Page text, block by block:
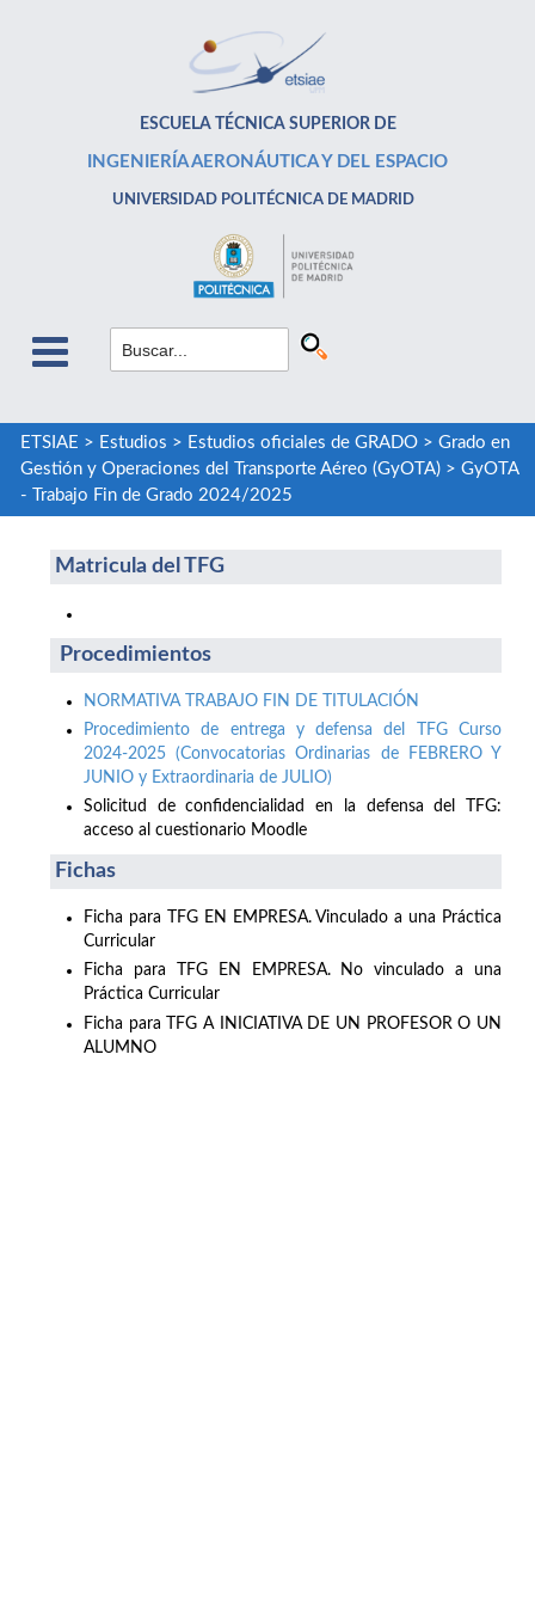
ESCUELA TÉCNICA SUPERIOR DE
INGENIERÍA AERONÁUTICA Y DEL ESPACIO
UNIVERSIDAD POLITÉCNICA DE MADRID
ETSIAE > Estudios > Estudios oficiales de GRADO> Grado en
Gestión y Operaciones del Transporte Aéreo (GyOTA)> GyOTA
- Trabajo Fin de Grado 2024/2025
Matricula del TFG
Procedimientos
NORMATIVA TRABAJO FIN DE TITULACIÓN
Procedimiento de entrega y defensa del TFG Curso
2024-2025 (Convocatorias Ordinarias de FEBRERO Y
JUNIO y Extraordinaria de JULIO)
Solicitud de confidencialidad en la defensa del TFG:
acceso al cuestionario Moodle
Fichas
Ficha para TFG EN EMPRESA. Vinculado a una Práctica
Curricular
Ficha para TFG EN EMPRESA. No vinculado a una
Práctica Curricular
Ficha para TFG A INICIATIVA DE UN PROFESOR O UN
ALUMNO